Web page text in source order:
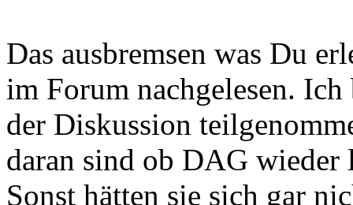
Das ausbremsen was Du
im Forum nachgelesen.
der Diskussion
daran sind ob DAG
Sonst hätten sie sich gar